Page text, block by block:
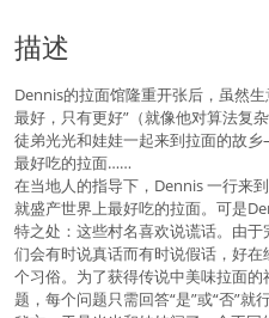
描述
Dennis的拉面馆隆重开张后，虽然
最好，只有更好”（就像他对算法复
徒弟光光和娃娃一起来到拉面的故
最好吃的拉面……
在当地人的指导下，Dennis 一行来
就盛产世界上最好吃的拉面。可是
特之处：这些村名喜欢说谎话。由
们会有时说真话而有时说假话，好
个习俗。为了获得传说中美味拉面
题，每个问题只需回答“是”或“否”